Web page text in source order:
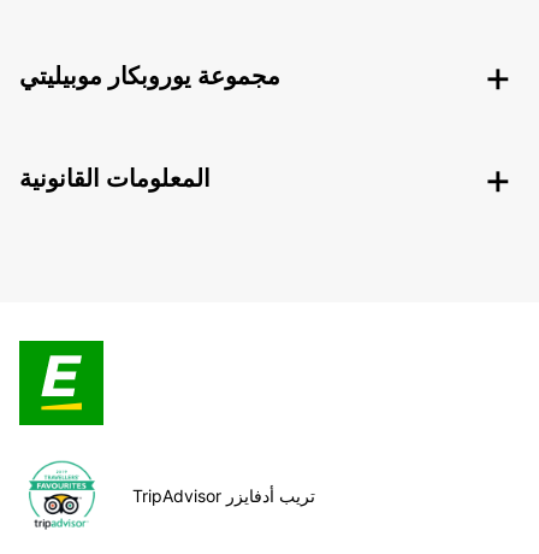
مجموعة يوروبكار موبيليتي
المعلومات القانونية
TripAdvisor تريب أدفايزر